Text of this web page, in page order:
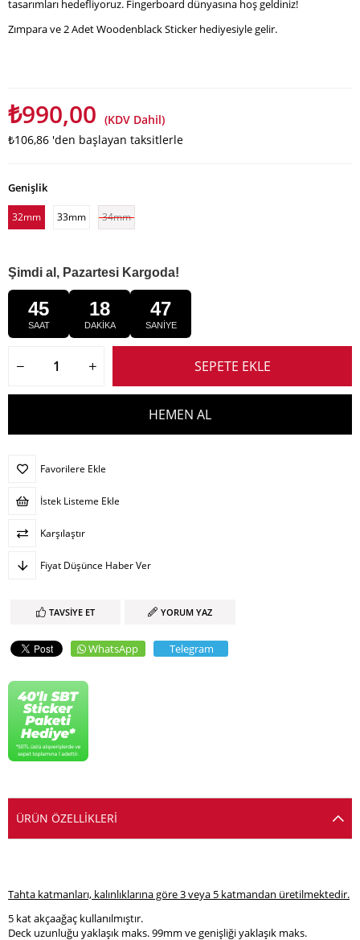
tasarımları hedefliyoruz. Fingerboard dünyasına hoş geldiniz!
Zımpara ve 2 Adet Woodenblack Sticker hediyesiyle gelir.
₺990,00 (KDV Dahil)
₺106,86 'den başlayan taksitlerle
Genişlik
32mm 33mm 34mm
Şimdi al, Pazartesi Kargoda!
45
SAAT
18
DAKİKA
46
SANİYE
Favorilere Ekle
İstek Listeme Ekle
Karşılaştır
Fiyat Düşünce Haber Ver
TAVSIYE ET YORUM YAZ
WhatsApp Telegram
ÜRÜN ÖZELLIKLERI
Tahta katmanları, kalınlıklarına göre 3 veya 5 katmandan üretilmektedir.
5 kat akçaağaç kullanılmıştır.
Deck uzunluğu yaklaşık maks. 99mm ve genişliği yaklaşık maks.